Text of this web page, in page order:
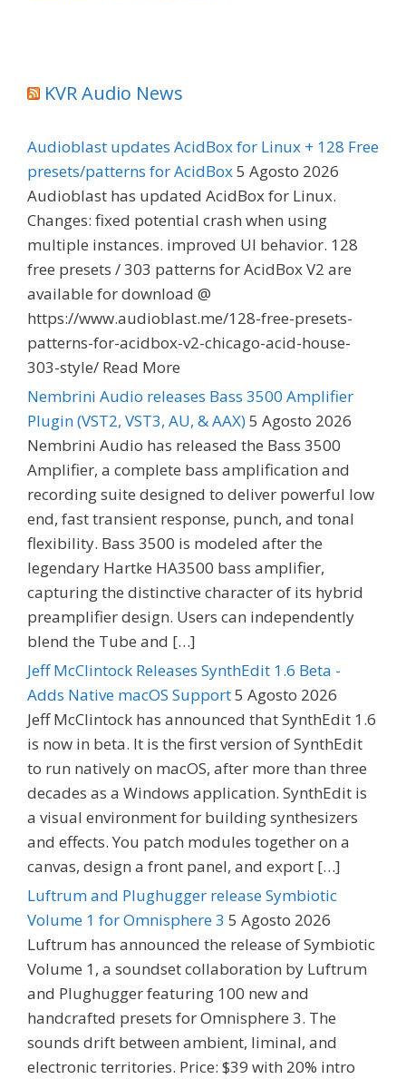
KVR Audio News
Audioblast updates AcidBox for Linux + 128 Free
presets/patterns for AcidBox5 Agosto 2026
Audioblast has updated AcidBox for Linux.
Changes: fixed potential crash when using
multiple instances. improved UI behavior. 128
free presets / 303 patterns for AcidBox V2 are
available for download @
https://www.audioblast.me/128-free-presets-
patterns-for-acidbox-v2-chicago-acid-house-
303-style/ Read More
Nembrini Audio releases Bass 3500 Amplifier
Plugin (VST2, VST3, AU, & AAX)5 Agosto 2026
Nembrini Audio has released the Bass 3500
Amplifier, a complete bass amplification and
recording suite designed to deliver powerful low
end, fast transient response, punch, and tonal
flexibility. Bass 3500 is modeled after the
legendary Hartke HA3500 bass amplifier,
capturing the distinctive character of its hybrid
preamplifier design. Users can independently
blend the Tube and […]
Jeff McClintock Releases SynthEdit 1.6 Beta -
Adds Native macOS Support5 Agosto 2026
Jeff McClintock has announced that SynthEdit 1.6
is now in beta. It is the first version of SynthEdit
to run natively on macOS, after more than three
decades as a Windows application. SynthEdit is
a visual environment for building synthesizers
and effects. You patch modules together on a
canvas, design a front panel, and export […]
Luftrum and Plughugger release Symbiotic
Volume 1 for Omnisphere 3 5 Agosto 2026
Luftrum has announced the release of Symbiotic
Volume 1, a soundset collaboration by Luftrum
and Plughugger featuring 100 new and
handcrafted presets for Omnisphere 3. The
sounds drift between ambient, liminal, and
electronic territories. Price: $39 with 20% intro